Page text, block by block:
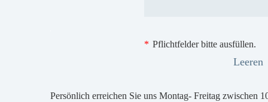
* Pflichtfelder bitte ausfüllen.
Leeren
Persönlich erreichen Sie uns Montag- Freitag zwischen